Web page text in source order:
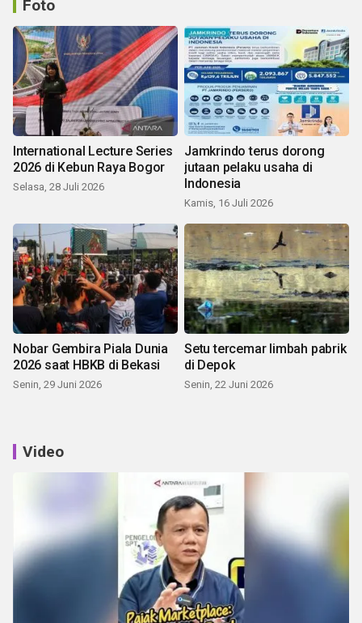
Foto
International Lecture Series
2026 di Kebun Raya Bogor
Selasa, 28 Juli 2026
Jamkrindo terus dorong
jutaan pelaku usaha di
Indonesia
Kamis, 16 Juli 2026
Nobar Gembira Piala Dunia
2026 saat HBKB di Bekasi
Senin, 29 Juni 2026
Setu tercemar limbah pabrik
di Depok
Senin, 22 Juni 2026
Video